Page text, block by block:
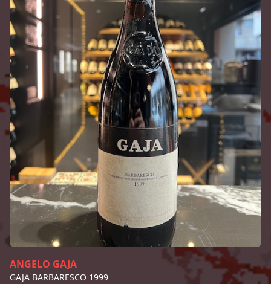
ANGELO GAJA
GAJA BARBARESCO 1999